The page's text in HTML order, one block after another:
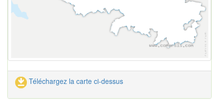
Téléchargez la carte ci-dessus